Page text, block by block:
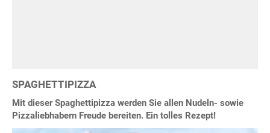
SPAGHETTIPIZZA
Mit dieser Spaghettipizza werden Sie allen Nudeln- sowie
Pizzaliebhabern Freude bereiten. Ein tolles Rezept!